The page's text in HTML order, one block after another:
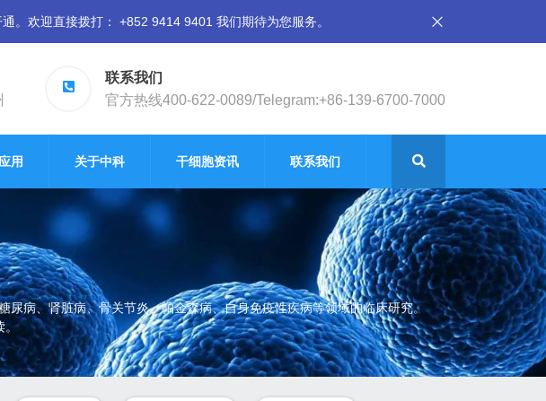
。欢迎直接拨打： +852 9414 9401 我们期待为您服务。
联系我们
官方热线400-622-0089/Telegram:+86-139-6700-7000
用 关于中科 干细胞资讯 联系我们
病、肾脏病、骨关节炎、帕金森病、自身免疫性疾病等领域的临床研究。
。